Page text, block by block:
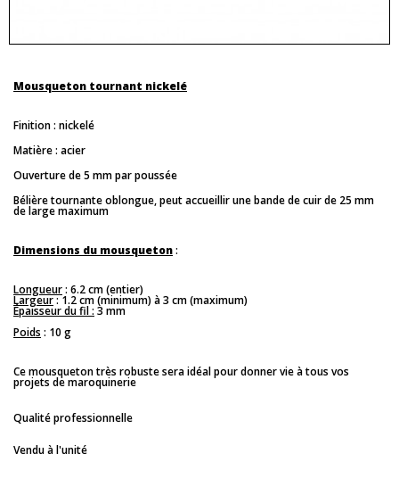
Mousqueton tournant nickelé
Finition : nickelé
Matière : acier
Ouverture de 5 mm par poussée
Bélière tournante oblongue, peut accueillir une bande de cuir de 25 mm
de large maximum
Dimensions du mousqueton:
Longueur: 6.2 cm (entier)
Largeur: 1.2 cm (minimum) à 3 cm (maximum)
Épaisseur du fil : 3 mm
Poids : 10 g
Ce mousqueton très robuste sera idéal pour donner vie à tous vos
projets de maroquinerie
Qualité professionnelle
Vendu à l'unité